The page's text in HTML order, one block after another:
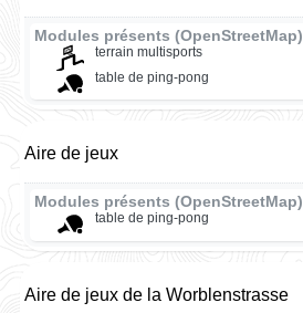
Modules présents (OpenStreetMap)
terrain multisports
table de ping-pong
Aire de jeux
Modules présents (OpenStreetMap)
table de ping-pong
Aire de jeux de la Worblenstrasse